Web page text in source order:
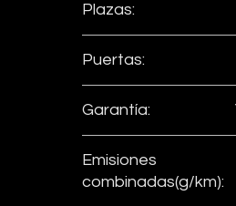
Plazas:
Puertas:
Garantía:
Emisiones
combinadas(g/km):